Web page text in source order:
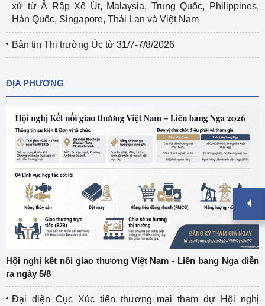
xứ từ Ả Rập Xê Út, Malaysia, Trung Quốc, Philippines,
Hàn Quốc, Singapore, Thái Lan và Việt Nam
Bản tin Thị trường Úc từ 31/7-7/8/2026
ĐỊA PHƯƠNG
Hội nghị kết nối giao thương Việt Nam - Liên bang Nga diễn
ra ngày 5/8
Đại diện Cục Xúc tiến thương mại tham dự Hội nghị